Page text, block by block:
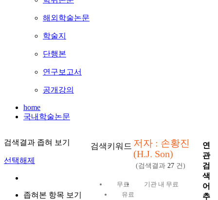
해외학술논문
학술지
단행본
연구보고서
공개강의
home
국내학술논문
검색결과 좁혀 보기
선택해제
좁혀본 항목 보기
검색키워드 저자 : 손황진
(H.J. Son)
(검색결과 27 건)
무료
기관 내 무료
유료
연
관
검
색
어
추